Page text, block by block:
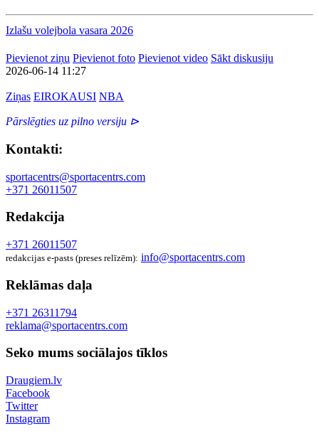
Izlašu volejbola vasara 2026
Pievienot ziņu Pievienot foto Pievienot video Sākt diskusiju
2026-06-14 11:27
Ziņas EIROKAUSI NBA
Pārslēgties uz pilno versiju ⊳
Kontakti:
sportacentrs@sportacentrs.com
+371 26011507
Redakcija
+371 26011507
redakcijas e-pasts (preses relīzēm): info@sportacentrs.com
Reklāmas daļa
+371 26311794
reklama@sportacentrs.com
Seko mums sociālajos tīklos
Draugiem.lv
Facebook
Twitter
Instagram